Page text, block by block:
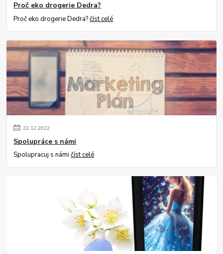
Proč eko drogerie Dedra?
Proč eko drogerie Dedra?číst celé
22.12.2022
Spolupráce s námi
Spolupracuj s námičíst celé